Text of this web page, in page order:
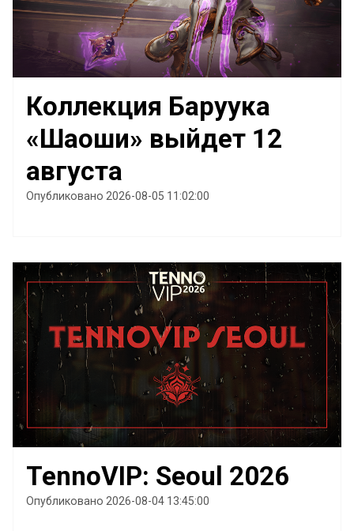
Коллекция Баруука
«Шаоши» выйдет 12
августа
Опубликовано 2026-08-05 11:02:00
TennoVIP: Seoul 2026
Опубликовано 2026-08-04 13:45:00